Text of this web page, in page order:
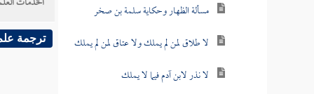
مسألة الظهار وحكاية سلمة بن صخر
لا طلاق لمن لم يملك ولا عتاق لمن لم يملك
لا نذر لابن آدم فيما لا يملك
ترجمة